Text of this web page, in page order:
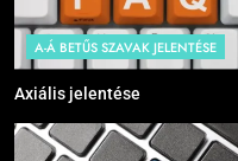
A-Á BETŰS SZAVAK JELENTÉSE
Axiális jelentése